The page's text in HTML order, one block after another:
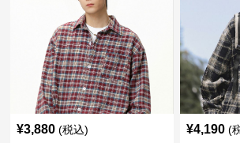
¥3,880 (税込) ¥4,190 (